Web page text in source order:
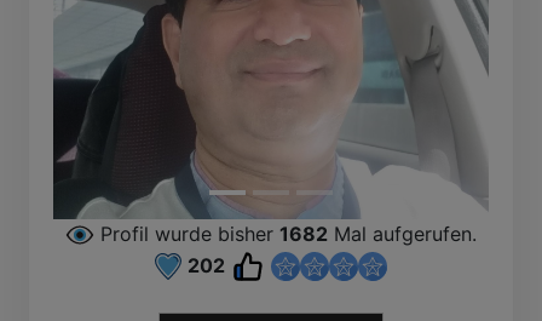
Profil wurde bisher 1682 Mal aufgerufen.
202